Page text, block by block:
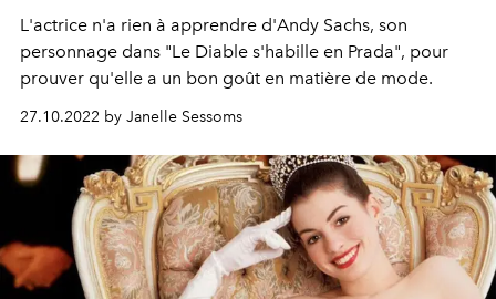
L'actrice n'a rien à apprendre d'Andy Sachs, son
personnage dans "Le Diable s'habille en Prada", pour
prouver qu'elle a un bon goût en matière de mode.
27.10.2022 by Janelle Sessoms